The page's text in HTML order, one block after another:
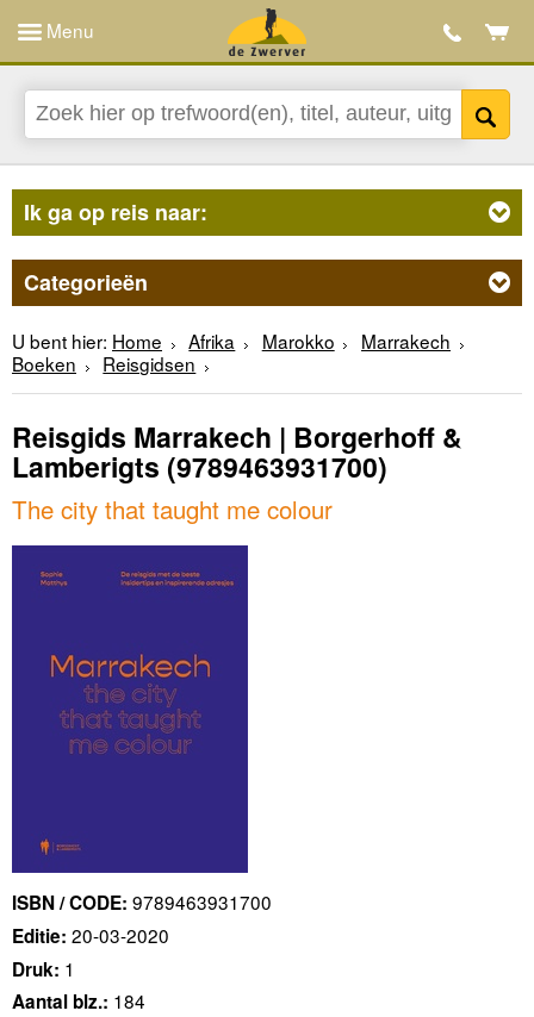
Menu
Ik ga op reis naar:
Categorieën
U bent hier: Home Afrika Marokko
Marrakech
Boeken
Reisgidsen
Reisgids Marrakech | Borgerhoff &
Lamberigts (9789463931700)
The city that taught me colour
ISBN / CODE: 9789463931700
Editie: 20-03-2020
Druk: 1
Aantal blz.: 184